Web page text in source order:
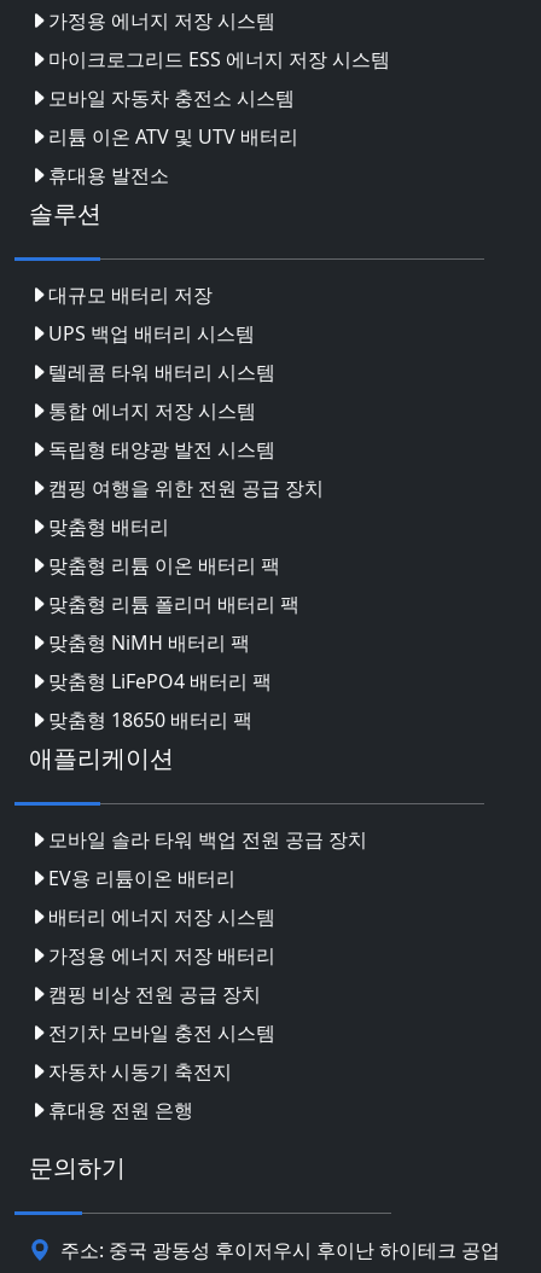
가정용 에너지 저장 시스템
마이크로그리드 ESS 에너지 저장 시스템
모바일 자동차 충전소 시스템
리튬 이온 ATV 및 UTV 배터리
휴대용 발전소
솔루션
대규모 배터리 저장
UPS 백업 배터리 시스템
텔레콤 타워 배터리 시스템
통합 에너지 저장 시스템
독립형 태양광 발전 시스템
캠핑 여행을 위한 전원 공급 장치
맞춤형 배터리
맞춤형 리튬 이온 배터리 팩
맞춤형 리튬 폴리머 배터리 팩
맞춤형 NiMH 배터리 팩
맞춤형 LiFePO4 배터리 팩
맞춤형 18650 배터리 팩
애플리케이션
모바일 솔라 타워 백업 전원 공급 장치
EV용 리튬이온 배터리
배터리 에너지 저장 시스템
가정용 에너지 저장 배터리
캠핑 비상 전원 공급 장치
전기차 모바일 충전 시스템
자동차 시동기 축전지
휴대용 전원 은행
문의하기
주소: 중국 광동성 후이저우시 후이난 하이테크 공업